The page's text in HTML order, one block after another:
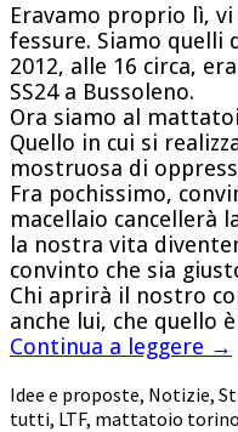
Eravamo proprio lì,
fessure. Siamo quelli
2012, alle 16 circa,
SS24 a Bussoleno.
Ora siamo al
Quello in cui si
mostruosa di
Fra pochissimo,
macellaio cancellerà
la nostra vita
convinto che sia
Chi aprirà il nostro
anche lui, che quello
Continua a leggere →
Idee e proposte, Notizie,
tutti, LTF, mattatoio torino